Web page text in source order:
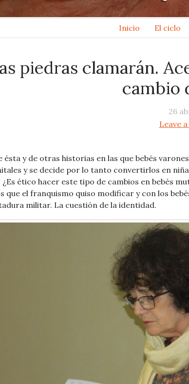
Inicio El ciclo
piedras clamarán.
cambio
26
Leave
ésta y de otras historias en las que bebés
y se decide por lo tanto convertirlos en
¿Es ético hacer este tipo de cambios en bebés
que el franquismo quiso modificar y con los
militar. La cuestión de la identidad.